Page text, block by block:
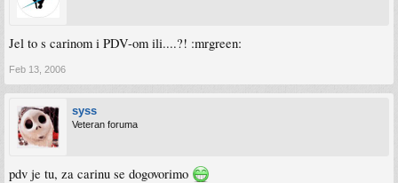
Jel to s carinom i PDV-om ili....?! :mrgreen:
Feb 13, 2006
syss
Veteran foruma
pdv je tu, za carinu se dogovorimo